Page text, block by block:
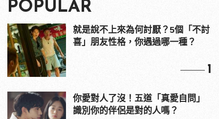
POPULAR
就是說不上來為何討厭？5個「不討
喜」朋友性格，你遇過哪一種？
1
你愛對人了沒！五道「真愛自問」
識別你的伴侶是對的人嗎？